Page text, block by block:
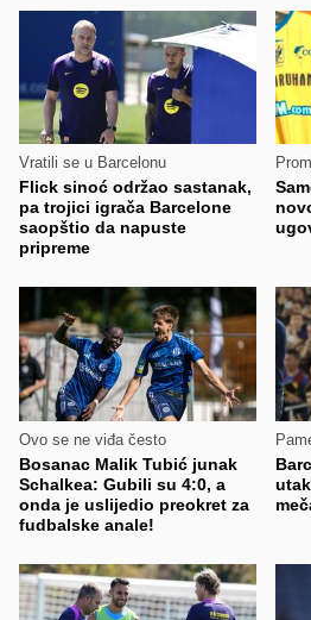
Vratili se u Barcelonu
Flick sinoć održao sastanak,
pa trojici igrača Barcelone
saopštio da napuste
pripreme
Ovo se ne viđa često
Bosanac Malik Tubić junak
Schalkea: Gubili su 4:0, a
onda je uslijedio preokret za
fudbalske anale!